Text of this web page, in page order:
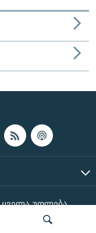
ყველა უფლება